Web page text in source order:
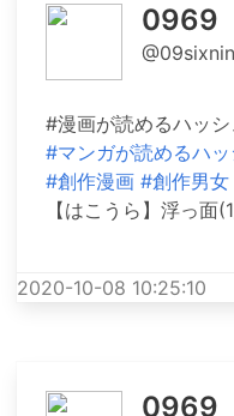
0969
#漫画が読めるハッ
#マンガが読めるハ
#創作漫画 #創作男女
【はこうら】浮っ
2020-10-08 10:25:10
0969